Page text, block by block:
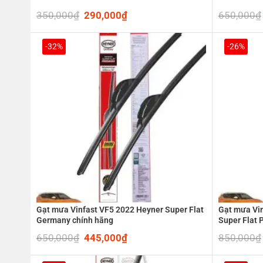
350,000₫ Original
was:
350,000₫.
290,000₫Current
is:
290,000₫.
650,000₫
-32%
Gạt mưa Vinfast VF5 2022 Heyner Super Flat
Germany chính hãng
650,000₫ Original
was:
445,000₫Current
is:
-26%
Gạt mưa
Super Flat
850,000₫